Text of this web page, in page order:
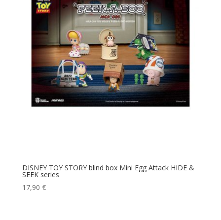
DISNEY TOY STORY blind box Mini Egg Attack HIDE &
SEEK series
17,90 €